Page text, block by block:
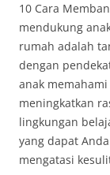
10 Cara
mendukung
rumah adalah
dengan
anak
meningkatkan
lingkungan
yang dapat
mengatasi